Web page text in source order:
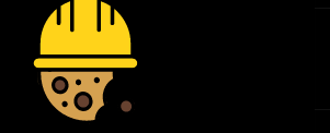
Bel met onze experts
+31(0)76 751 25 18